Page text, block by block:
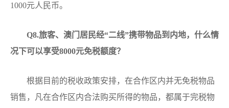
1000元人民币。
Q8.旅客、澳门居民经“二线”携带物品到内地，什么情
况下可以享受8000元免税额度？
根据目前的税收政策安排，在合作区内并无免税物品
销售，凡在合作区内合法购买所得的物品，都属于完税物